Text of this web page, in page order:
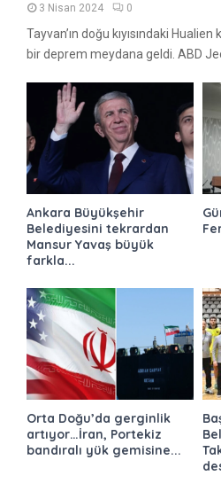
3 Nisan 2024 0
Tayvan’ın doğu kıyısındaki
bir deprem meydana geldi. ABD
Ankara Büyükşehir
Belediyesini tekrardan
Mansur Yavaş büyük
farkla...
Orta Doğu’da gerginlik
artıyor…İran, Portekiz
bandıralı yük gemisine...